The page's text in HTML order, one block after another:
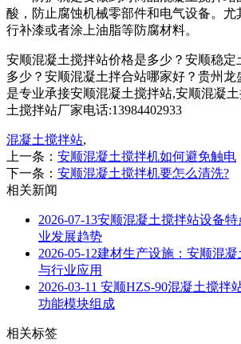
酸，防止腐蚀机械零部件和电气设备。尤
行补漆或者涂上油脂等防腐材料。
安顺混凝土搅拌站价格是多少？安顺稳定
多少？安顺混凝土拌合站哪家好？贵州龙
是专业承接安顺混凝土搅拌站,安顺混凝
土搅拌站厂家电话:13984402933
混凝土搅拌站,
上一条： 安顺混凝土搅拌机如何避免触电
下一条： 安顺混凝土搅拌机要怎么清洗?
相关新闻
2026-07-13安顺混凝土搅拌站设备
业发展趋势
2026-05-12建材生产设施：安顺混
与行业应用
2026-03-11 安顺HZS-90混凝土搅拌
功能模块组成
相关标签